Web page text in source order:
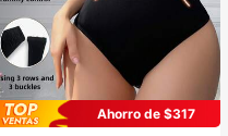
Ahorro de $317
#1 Más vendidos
en Casual-Cómodo Bodys moldeadores para mujer